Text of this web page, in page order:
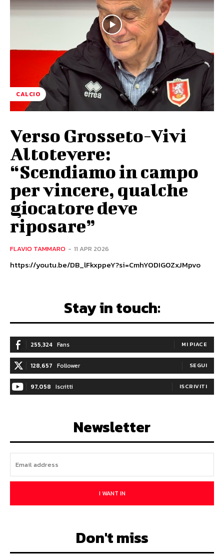
CALCIO
Verso Grosseto-Vivi
Altotevere:
“Scendiamo in campo
per vincere, qualche
giocatore deve
riposare”
FLAVIO TAMMARO - 11 APR 2026
https://youtu.be/DB_lFkxppeY?si=CmhYODIG0ZxJMpvo
Stay in touch:
255,324 Fans MI PIACE
128,657 Follower SEGUI
97,058 Iscritti ISCRIVITI
Newsletter
I WANT IN
Don't miss